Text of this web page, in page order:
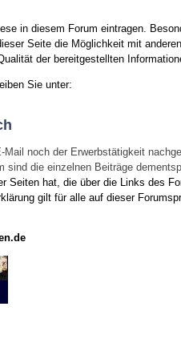
in diesem Forum eintragen.
Seite die Möglichkeit mit
der bereitgestellten
Sie unter:
noch der Erwerbstätigkeit
die einzelnen Beiträge
Seiten hat, die über die Links des
gilt für alle auf dieser